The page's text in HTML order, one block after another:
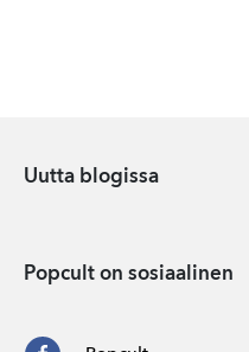
Uutta blogissa
Popcult on sosiaalinen